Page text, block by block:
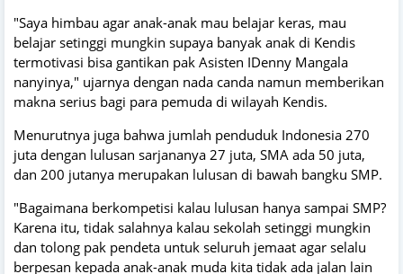
"Saya himbau agar anak-anak mau belajar keras, mau
belajar setinggi mungkin supaya banyak anak di Kendis
termotivasi bisa gantikan pak Asisten IDenny Mangala
nanyinya," ujarnya dengan nada canda namun memberikan
makna serius bagi para pemuda di wilayah Kendis.
Menurutnya juga bahwa jumlah penduduk Indonesia 270
juta dengan lulusan sarjananya 27 juta, SMA ada 50 juta,
dan 200 jutanya merupakan lulusan di bawah bangku SMP.
"Bagaimana berkompetisi kalau lulusan hanya sampai SMP?
Karena itu, tidak salahnya kalau sekolah setinggi mungkin
dan tolong pak pendeta untuk seluruh jemaat agar selalu
berpesan kepada anak-anak muda kita tidak ada jalan lain